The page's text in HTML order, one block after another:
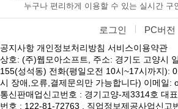
누구나 편리하게 이용할 수 있는 실시간 구
로그인 PC버전
공지사항 개인정보처리방침 서비스이용약관
상호: (주)웹모아소프트, 주소: 경기도 고양시
155(성석동) 전화(평일오전 10시~17시까지):
시 장애,오류,결제문의만 가능합니다) 이메일:
통신판매업신고번호 : 경기고양-제3314호 대
번호 : 122-81-72763 , 직업정보제공사업신고